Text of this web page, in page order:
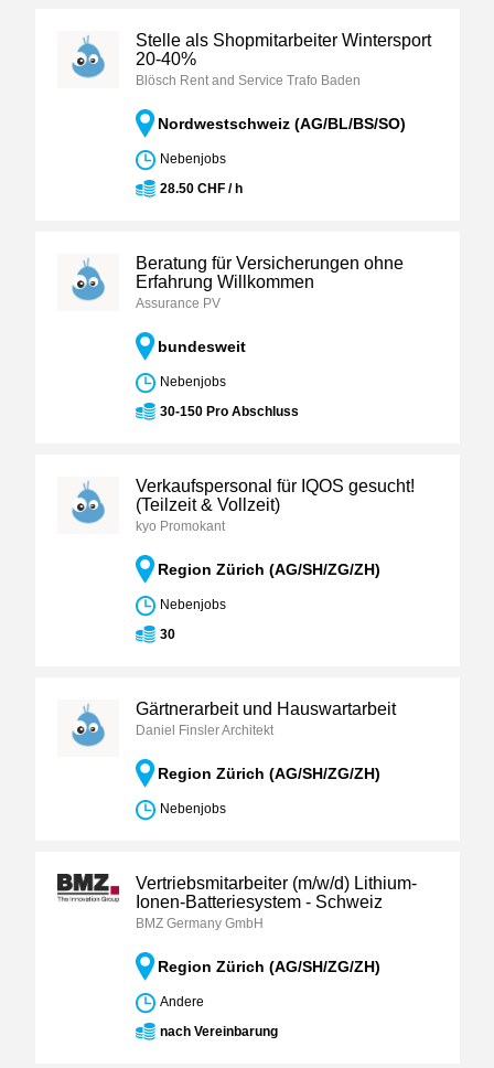
Stelle als Shopmitarbeiter Wintersport
20-40%
Blösch Rent and Service Trafo Baden
Nordwestschweiz (AG/BL/BS/SO)
Nebenjobs
28.50 CHF / h
Beratung für Versicherungen ohne
Erfahrung Willkommen
Assurance PV
bundesweit
Nebenjobs
30-150 Pro Abschluss
Verkaufspersonal für IQOS gesucht!
(Teilzeit & Vollzeit)
kyo Promokant
Region Zürich (AG/SH/ZG/ZH)
Nebenjobs
30
Gärtnerarbeit und Hauswartarbeit
Daniel Finsler Architekt
Region Zürich (AG/SH/ZG/ZH)
Nebenjobs
Vertriebsmitarbeiter (m/w/d) Lithium-
Ionen-Batteriesystem - Schweiz
BMZ Germany GmbH
Region Zürich (AG/SH/ZG/ZH)
Andere
nach Vereinbarung